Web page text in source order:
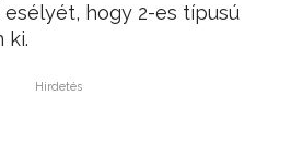
hogy 2-es típusú
ki.
Hirdetés